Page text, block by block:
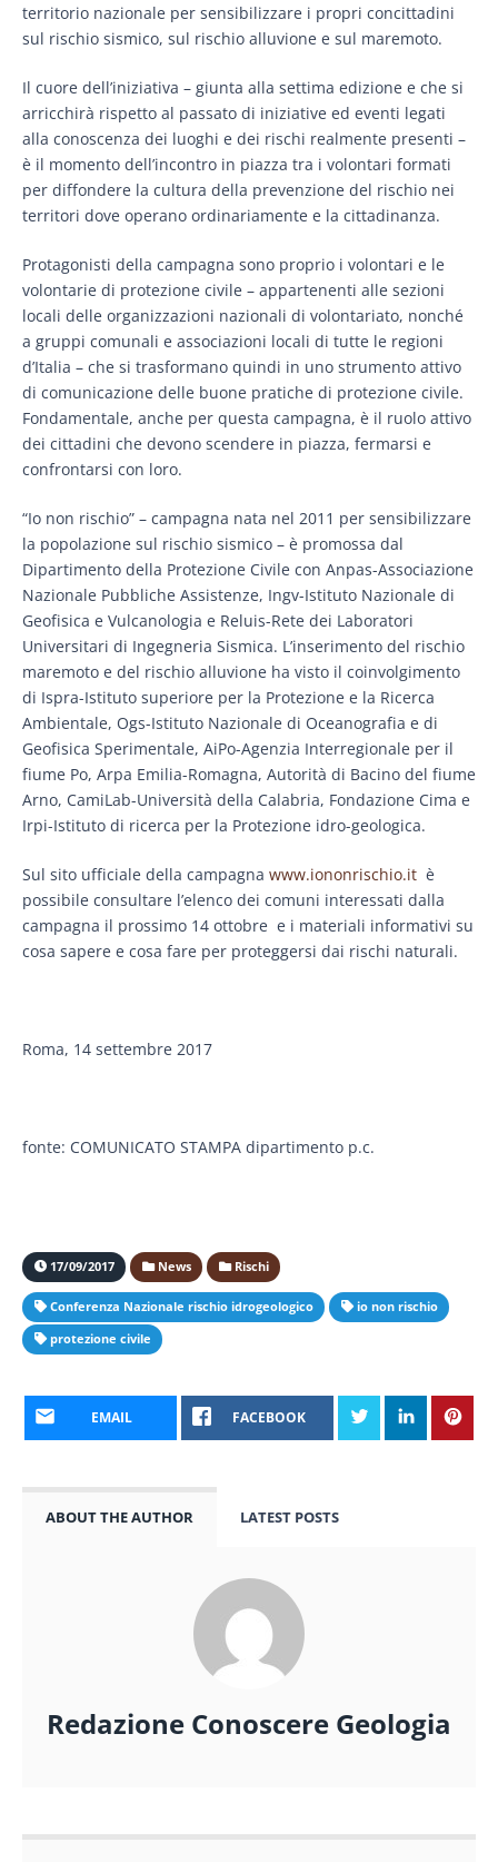
territorio nazionale per sensibilizzare i propri concittadini
sul rischio sismico, sul rischio alluvione e sul maremoto.
Il cuore dell’iniziativa – giunta alla settima edizione e che si
arricchirà rispetto al passato di iniziative ed eventi legati
alla conoscenza dei luoghi e dei rischi realmente presenti –
è il momento dell’incontro in piazza tra i volontari formati
per diffondere la cultura della prevenzione del rischio nei
territori dove operano ordinariamente e la cittadinanza.
Protagonisti della campagna sono proprio i volontari e le
volontarie di protezione civile – appartenenti alle sezioni
locali delle organizzazioni nazionali di volontariato, nonché
a gruppi comunali e associazioni locali di tutte le regioni
d’Italia – che si trasformano quindi in uno strumento attivo
di comunicazione delle buone pratiche di protezione civile.
Fondamentale, anche per questa campagna, è il ruolo attivo
dei cittadini che devono scendere in piazza, fermarsi e
confrontarsi con loro.
“Io non rischio” – campagna nata nel 2011 per sensibilizzare
la popolazione sul rischio sismico – è promossa dal
Dipartimento della Protezione Civile con Anpas-Associazione
Nazionale Pubbliche Assistenze, Ingv-Istituto Nazionale di
Geofisica e Vulcanologia e Reluis-Rete dei Laboratori
Universitari di Ingegneria Sismica. L’inserimento del rischio
maremoto e del rischio alluvione ha visto il coinvolgimento
di Ispra-Istituto superiore per la Protezione e la Ricerca
Ambientale, Ogs-Istituto Nazionale di Oceanografia e di
Geofisica Sperimentale, AiPo-Agenzia Interregionale per il
fiume Po, Arpa Emilia-Romagna, Autorità di Bacino del fiume
Arno, CamiLab-Università della Calabria, Fondazione Cima e
Irpi-Istituto di ricerca per la Protezione idro-geologica.
Sul sito ufficiale della campagna www.iononrischio.it è
possibile consultare l’elenco dei comuni interessati dalla
campagna il prossimo 14 ottobre e i materiali informativi su
cosa sapere e cosa fare per proteggersi dai rischi naturali.
Roma, 14 settembre 2017
fonte: COMUNICATO STAMPA dipartimento p.c.
17/09/2017 News Rischi
Conferenza Nazionale rischio idrogeologico
io non rischio
protezione civile
EMAIL FACEBOOK
ABOUT THE AUTHOR LATEST POSTS
Redazione Conoscere Geologia